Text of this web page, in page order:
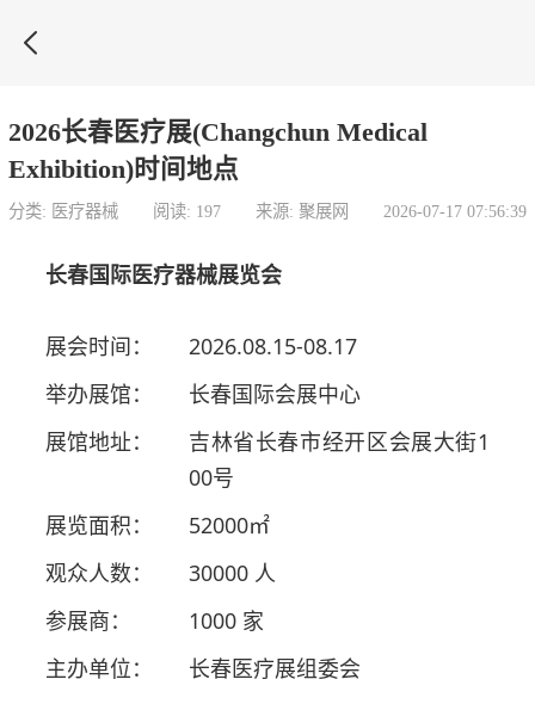

2026长春医疗展(Changchun Medical
Exhibition)时间地点
分类: 医疗器械 阅读: 197 来源: 聚展网 2026-07-17 07:56:39
长春国际医疗器械展览会
展会时间：
2026.08.15-08.17
举办展馆：
长春国际会展中心
展馆地址：
吉林省长春市经开区会展大街1
00号
展览面积：
52000㎡
观众人数：
30000 人
参展商：
1000 家
主办单位：
长春医疗展组委会